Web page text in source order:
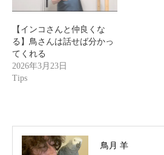
【インコさんと仲良くな
る】鳥さんは話せば分かっ
てくれる
2026年3月23日
Tips
鳥月 羊